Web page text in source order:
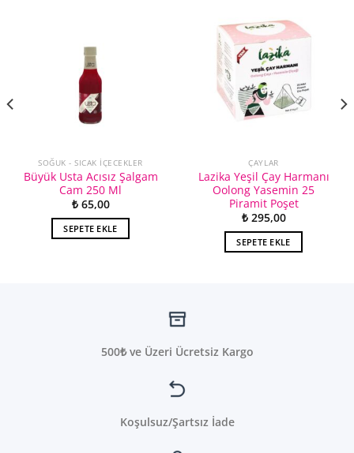
SOĞUK - SICAK İÇECEKLER
Büyük Usta Acısız Şalgam
Cam 250 Ml
₺65,00
SEPETE EKLE
ÇAYLAR
Lazika Yeşil Çay Harmanı
Oolong Yasemin 25
Piramit Poşet
₺295,00
SEPETE EKLE
500₺ ve Üzeri Ücretsiz Kargo
Koşulsuz/Şartsız İade